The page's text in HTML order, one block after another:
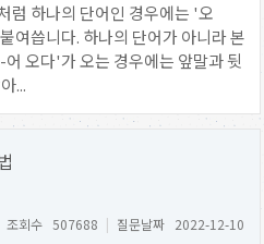
럼 하나의 단어인 경우에는 '오
여씁니다. 하나의 단어가 아니라 본
오다'가 오는 경우에는 앞말과 뒷
...
조회수 507688 | 질문날짜 2022-12-10